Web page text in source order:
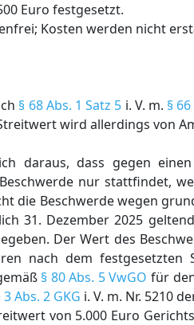
Euro festgesetzt.
Kosten werden nicht
§ 68 Abs. 1 Satz 5 i. V. m. §
wird allerdings von
daraus, dass gegen
nur stattfindet,
die Beschwerde wegen
31. Dezember 2025
Der Wert des
nach dem
§ 80 Abs. 5 VwGO für
3 Abs. 2 GKG i. V. m. Nr. 5210
von 5.000 Euro